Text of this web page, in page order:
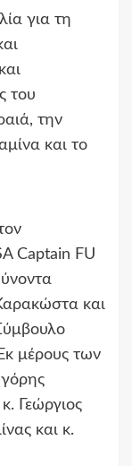
για τη
του
την
και το
Captain FU
και
μέρους των
Γεώργιος
και κ.